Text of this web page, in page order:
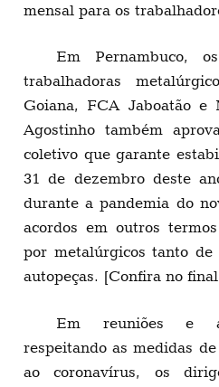
mensal para os
Em Pernambuco,
trabalhadoras
Goiana, FCA Jaboatão
Agostinho também
coletivo que garante
31 de dezembro deste
durante a pandemia do
acordos em outros
por metalúrgicos tanto de
autopeças. [Confira no
Em reuniões e
respeitando as medidas
ao coronavírus, os